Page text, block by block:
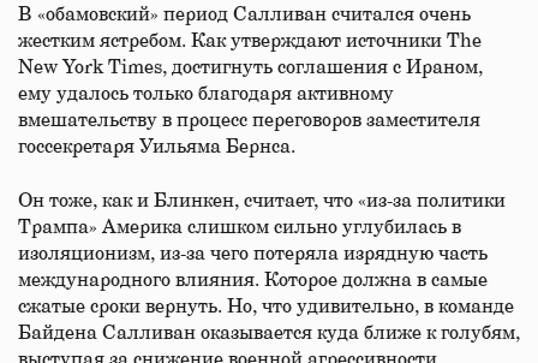
В «обамовский» период Салливан считался очень
жестким ястребом. Как утверждают источники The
New York Times, достигнуть соглашения с Ираном,
ему удалось только благодаря активному
вмешательству в процесс переговоров заместителя
госсекретаря Уильяма Бернса.
Он тоже, как и Блинкен, считает, что «из-за политики
Трампа» Америка слишком сильно углубилась в
изоляционизм, из-за чего потеряла изрядную часть
международного влияния. Которое должна в самые
сжатые сроки вернуть. Но, что удивительно, в команде
Байдена Салливан оказывается куда ближе к голубям,